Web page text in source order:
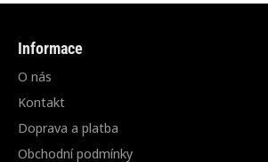
Informace
O nás
Kontakt
Doprava a platba
Obchodní podmínky